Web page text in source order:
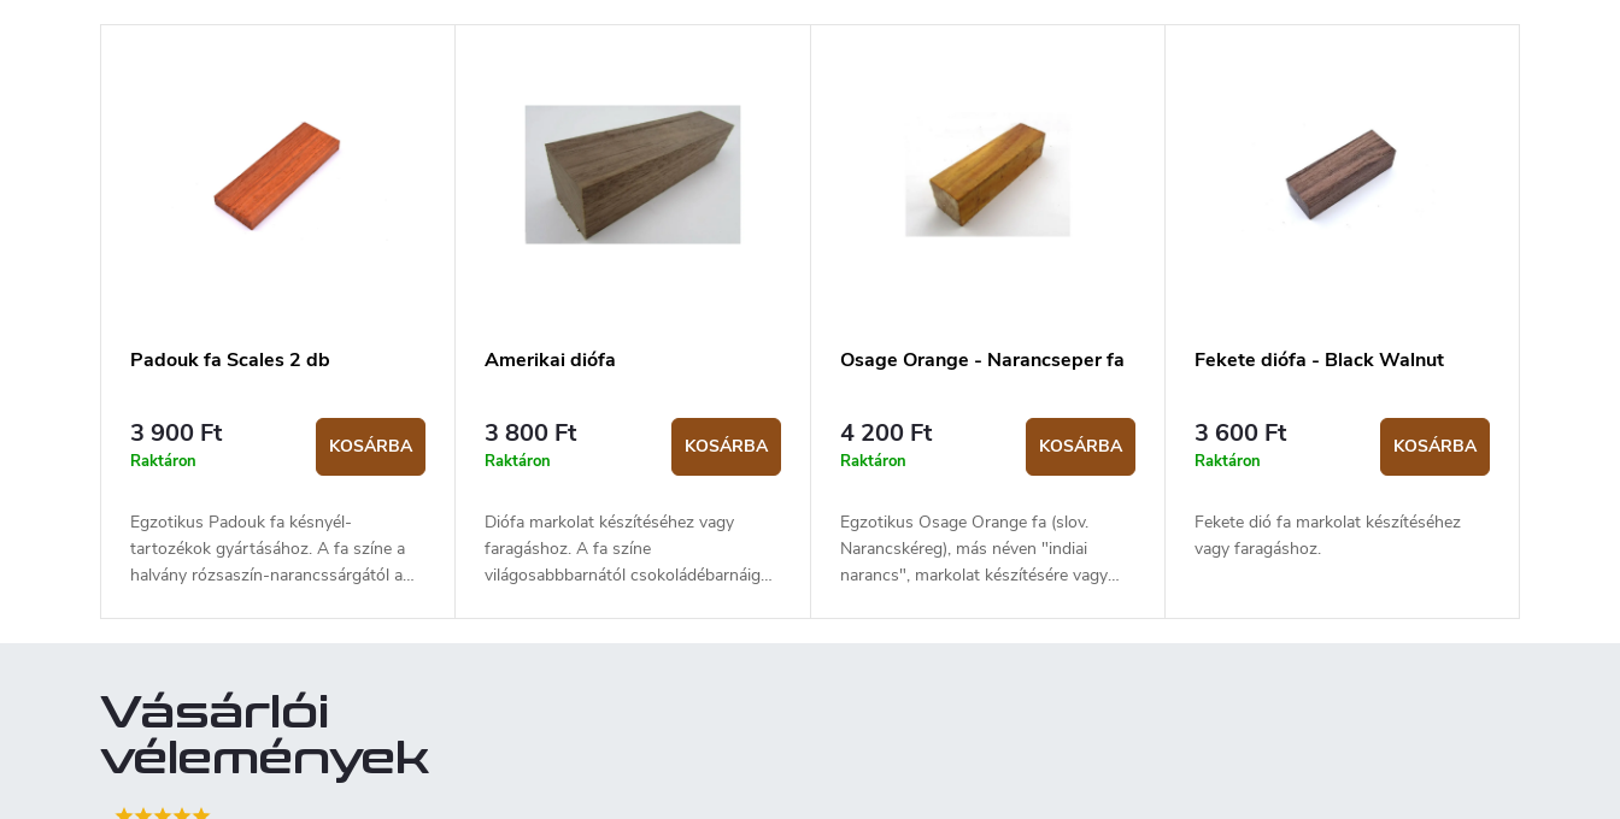
Padouk fa Scales 2 db
3 900 Ft
Raktáron
KOSÁRBA
Egzotikus Padouk fa késnyél-
tartozékok gyártásához. A fa színe a
halvány rózsaszín-narancssárgától a
szálak általában egyenesek, de néha
csavarodhatnak. A Padauk általában
könnyen feldolgozható, jól ragasztható
és véglegesíthető. A csomag 2 darabot
tartalmaz.
Amerikai diófa
3 800 Ft
Raktáron
KOSÁRBA
Diófa markolat készítéséhez vagy
faragáshoz. A fa színe
világosabbbarnától csokoládébarnáig
Osage Orange - Narancseper fa
4 200 Ft
Raktáron
KOSÁRBA
Egzotikus Osage Orange fa (slov.
Narancskéreg), más néven "indiai
narancs", markolat készítésére vagy
Fekete diófa - Black Walnut
3 600 Ft
Raktáron
KOSÁRBA
Fekete dió fa markolat készítéséhez
vagy faragáshoz.
Vásárlói
vélemények